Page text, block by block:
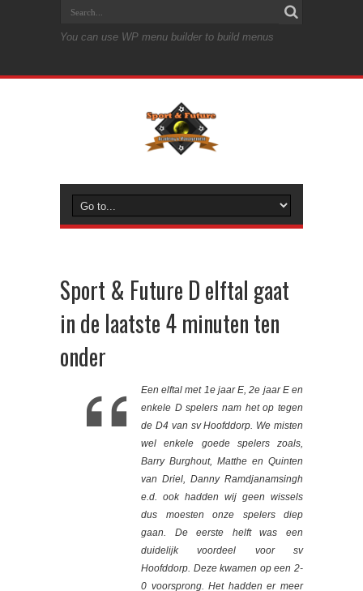
You can use WP menu builder to build menus
Sport & Future D elftal gaat
in de laatste 4 minuten ten
onder
Een elftal met 1e jaar E, 2e jaar E en
enkele D spelers nam het op tegen
de D4 van sv Hoofddorp. We misten
wel enkele goede spelers zoals,
Barry Burghout, Matthe en Quinten
van Driel, Danny Ramdjanamsingh
e.d. ook hadden wij geen wissels
dus moesten onze spelers diep
gaan. De eerste helft was een
duidelijk voordeel voor sv
Hoofddorp. Deze kwamen op een 2-
0 voorsprong. Het hadden er meer